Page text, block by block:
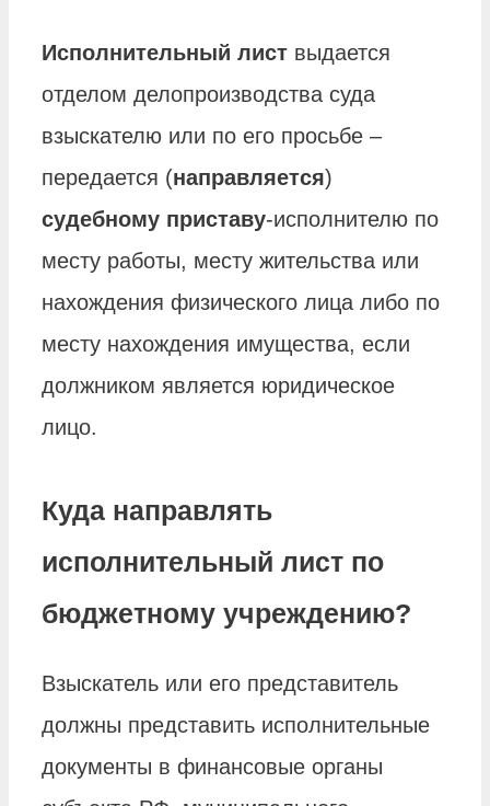
Исполнительный лист выдается
отделом делопроизводства суда
взыскателю или по его просьбе –
передается (направляется)
судебному приставу-исполнителю по
месту работы, месту жительства или
нахождения физического лица либо по
месту нахождения имущества, если
должником является юридическое
лицо.
Куда направлять
исполнительный лист по
бюджетному учреждению?
Взыскатель или его представитель
должны представить исполнительные
документы в финансовые органы